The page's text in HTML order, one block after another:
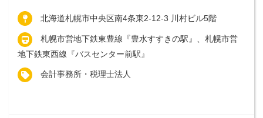
北海道札幌市中央区南4条東2-12-3 川村ビル5階
札幌市営地下鉄東豊線『豊水すすきの駅』、札幌市営
地下鉄東西線『バスセンター前駅』
会計事務所・税理士法人